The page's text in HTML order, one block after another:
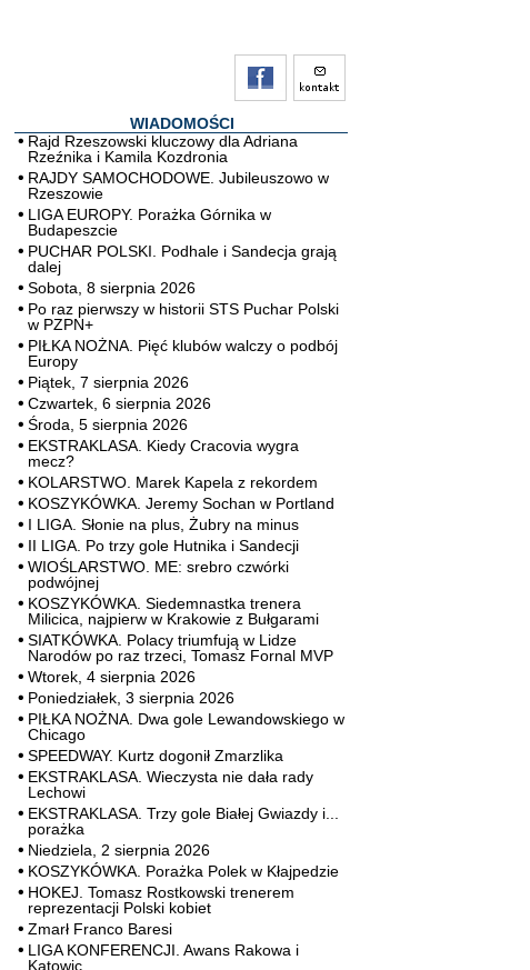
WIADOMOŚCI
Rajd Rzeszowski kluczowy dla Adriana
Rzeźnika i Kamila Kozdronia
RAJDY SAMOCHODOWE. Jubileuszowo w
Rzeszowie
LIGA EUROPY. Porażka Górnika w
Budapeszcie
PUCHAR POLSKI. Podhale i Sandecja grają
dalej
Sobota, 8 sierpnia 2026
Po raz pierwszy w historii STS Puchar Polski
w PZPN+
PIŁKA NOŻNA. Pięć klubów walczy o podbój
Europy
Piątek, 7 sierpnia 2026
Czwartek, 6 sierpnia 2026
Środa, 5 sierpnia 2026
EKSTRAKLASA. Kiedy Cracovia wygra
mecz?
KOLARSTWO. Marek Kapela z rekordem
KOSZYKÓWKA. Jeremy Sochan w Portland
I LIGA. Słonie na plus, Żubry na minus
II LIGA. Po trzy gole Hutnika i Sandecji
WIOŚLARSTWO. ME: srebro czwórki
podwójnej
KOSZYKÓWKA. Siedemnastka trenera
Milicica, najpierw w Krakowie z Bułgarami
SIATKÓWKA. Polacy triumfują w Lidze
Narodów po raz trzeci, Tomasz Fornal MVP
Wtorek, 4 sierpnia 2026
Poniedziałek, 3 sierpnia 2026
PIŁKA NOŻNA. Dwa gole Lewandowskiego w
Chicago
SPEEDWAY. Kurtz dogonił Zmarzlika
EKSTRAKLASA. Wieczysta nie dała rady
Lechowi
EKSTRAKLASA. Trzy gole Białej Gwiazdy i...
porażka
Niedziela, 2 sierpnia 2026
KOSZYKÓWKA. Porażka Polek w Kłajpedzie
HOKEJ. Tomasz Rostkowski trenerem
reprezentacji Polski kobiet
Zmarł Franco Baresi
LIGA KONFERENCJI. Awans Rakowa i
Katowic